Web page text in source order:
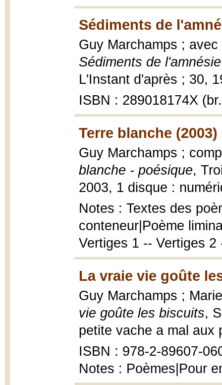
Sédiments de
Guy Marchamps ;
Sédiments de l'amnésie
L'Instant d'après ; 30,
ISBN : 289018174X
Terre blanche (2003)
Guy Marchamps ;
blanche - poésique,
2003, 1 disque :
Notes : Textes des
conteneur|Poème
Vertiges 1 -- Vertiges
La vraie vie goûte
Guy Marchamps ;
vie goûte les biscuits,
petite vache a mal aux
ISBN : 978-2-89607-
Notes : Poèmes|Pour